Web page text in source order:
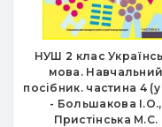
НУШ 2 клас
мова. Навчальний
посібник. частина 4 (у
- Большакова І.О.,
Пристінська М.С.